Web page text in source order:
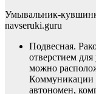
Умывальник-
navseruki.guru
Подвесная.
отверстием для
можно
Коммуникации
автономен,